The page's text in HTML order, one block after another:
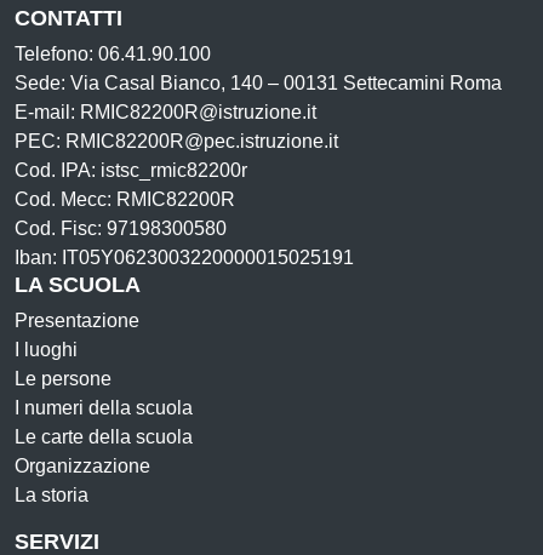
CONTATTI
Telefono: 06.41.90.100
Sede: Via Casal Bianco, 140 – 00131 Settecamini Roma
E-mail: RMIC82200R@istruzione.it
PEC: RMIC82200R@pec.istruzione.it
Cod. IPA: istsc_rmic82200r
Cod. Mecc: RMIC82200R
Cod. Fisc: 97198300580
Iban: IT05Y0623003220000015025191
LA SCUOLA
Presentazione
I luoghi
Le persone
I numeri della scuola
Le carte della scuola
Organizzazione
La storia
SERVIZI